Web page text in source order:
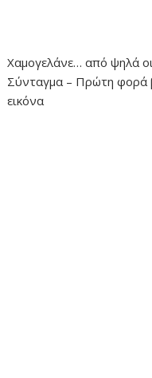
Χαμογελάνε… από ψηλά
Σύνταγμα – Πρώτη φορά
εικόνα